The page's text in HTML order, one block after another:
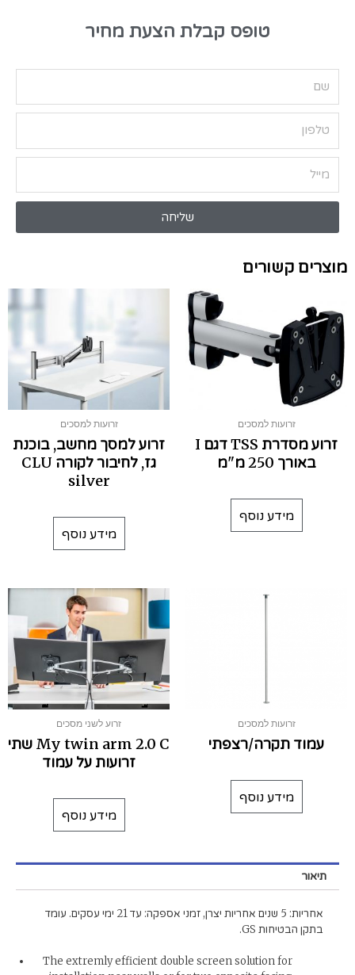
טופס קבלת הצעת מחיר
שליחה
מוצרים קשורים
זרועות למסכים
זרוע מסדרת TSS דגם I
באורך 250 מ"מ
מידע נוסף
זרועות למסכים
זרוע למסך מחשב, בוכנת
גז, לחיבור לקורה CLU
silver
מידע נוסף
זרועות למסכים
עמוד תקרה/רצפתי
מידע נוסף
זרוע לשני מסכים
My twin arm 2.0 C שתי
זרועות על עמוד
מידע נוסף
תיאור
אחריות: 5 שנים אחריות יצרן, זמני אספקה: עד 21 ימי עסקים. עומד
בתקן הבטיחות GS.
The extremly efficient double screen solution for